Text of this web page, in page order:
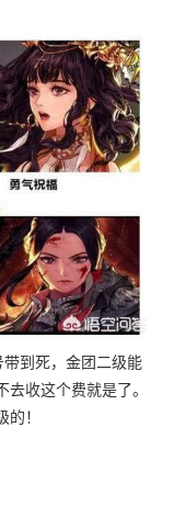
到死，金团二级能
收这个费就是了。
！